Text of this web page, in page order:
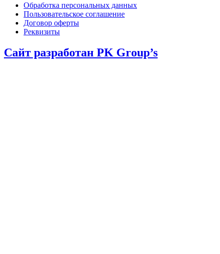
Обработка персональных данных
Пользовательское соглашение
Договор оферты
Реквизиты
Сайт разработан PK Group’s